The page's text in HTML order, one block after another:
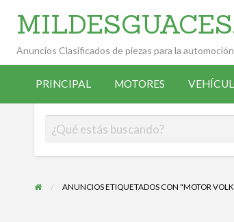
VEHÍCULOS
COMPLETOS
VEHÍCULOS
OCASIÓN
ALTA
Anuncios Clasificados de piezas para la
PRINCIPAL MOTORES
ANUNCIOS ETIQUETADOS CON "MOTOR